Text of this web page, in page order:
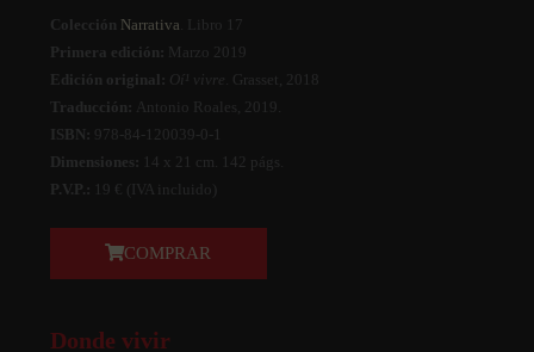
Colección Narrativa . Libro 17
Primera edición:
Marzo 2019
Edición original:
Oí¹ vivre
. Grasset, 2018
Traducción:
Antonio Roales, 2019.
ISBN:
978-84-120039-0-1
Dimensiones:
14 x 21 cm. 142 págs.
P.V.P.:
19 € (IVA incluido)
COMPRAR
Donde vivir